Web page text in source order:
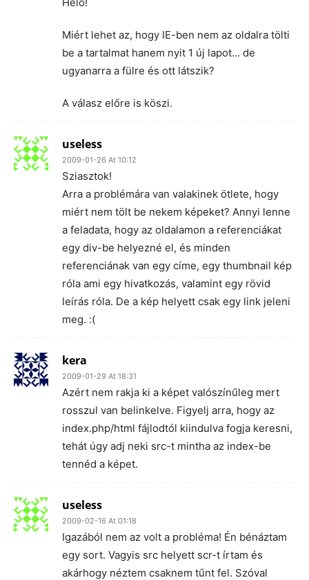
Miért lehet az, hogy IE-ben nem az oldalra tölti
be a tartalmat hanem nyit 1 új lapot… de
ugyanarra a fülre és ott látszik?
A válasz előre is köszi.
useless
2009-01-26 At 10:12
Sziasztok!
Arra a problémára van valakinek ötlete, hogy
miért nem tölt be nekem képeket? Annyi lenne
a feladata, hogy az oldalamon a referenciákat
egy div-be helyezné el, és minden
referenciának van egy címe, egy thumbnail kép
róla ami egy hivatkozás, valamint egy rövid
leírás róla. De a kép helyett csak egy link jeleni
meg. :(
kera
2009-01-29 At 18:31
Azért nem rakja ki a képet valószínűleg mert
rosszul van belinkelve. Figyelj arra, hogy az
index.php/html fájlodtól kiindulva fogja keresni,
tehát úgy adj neki src-t mintha az index-be
tennéd a képet.
useless
2009-02-16 At 01:18
Igazából nem az volt a probléma! Én bénáztam
egy sort. Vagyis src helyett scr-t írtam és
akárhogy néztem csaknem tűnt fel. Szóval